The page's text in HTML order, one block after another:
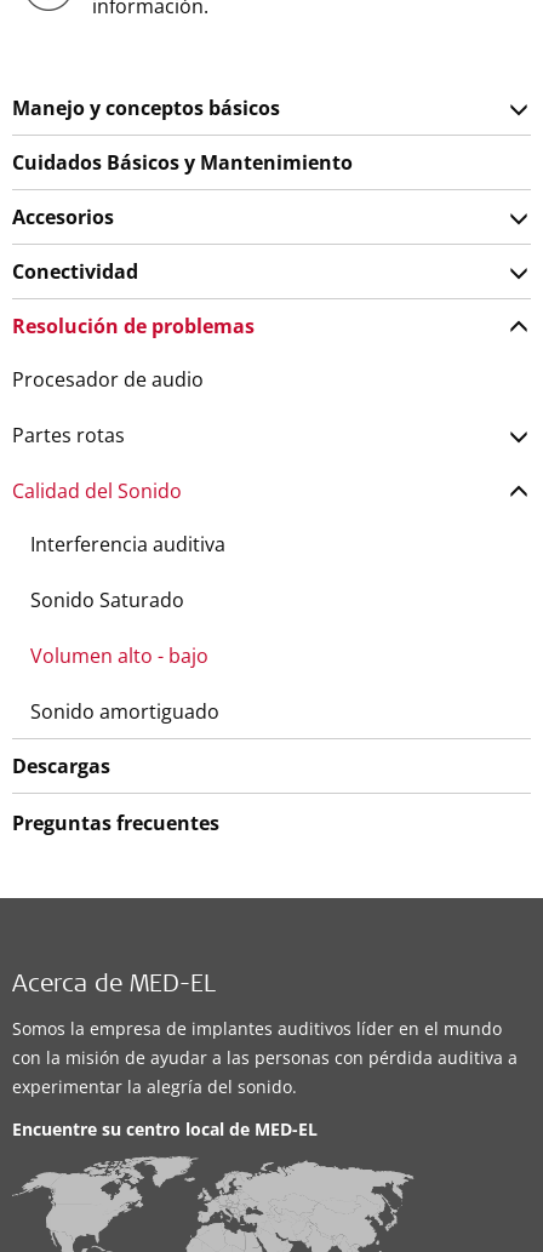
información.
Manejo y conceptos básicos
Cuidados Básicos y Mantenimiento
Accesorios
Conectividad
Resolución de problemas
Procesador de audio
Partes rotas
Calidad del Sonido
Interferencia auditiva
Sonido Saturado
Volumen alto - bajo
Sonido amortiguado
Descargas
Preguntas frecuentes
Acerca de MED-EL
Somos la empresa de implantes auditivos líder en el mundo
con la misión de ayudar a las personas con pérdida auditiva a
experimentar la alegría del sonido.
Encuentre su centro local de MED-EL